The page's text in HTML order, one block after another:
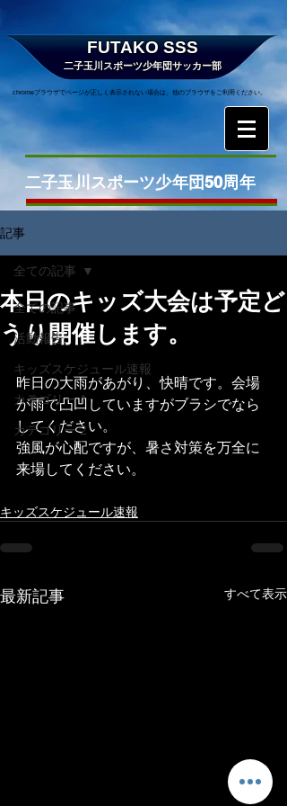
FUTAKO SSS
二子玉川スポーツ少年団サッカー部
chromeブラウザでページが正しく表示されない場合は、他のブラウザをご利用ください。
二子玉川スポーツ少年団50周年
記事
全ての記事
活動報告
キッズスケジュール速報
カテゴリー 1
カテゴリー 2
全ての記事
本日のキッズ大会は予定ど
うり開催します。
昨日の大雨があがり、快晴です。会場
が雨で凸凹していますがブラシでなら
してください。
強風が心配ですが、暑さ対策を万全に
来場してください。
キッズスケジュール速報
最新記事 すべて表示